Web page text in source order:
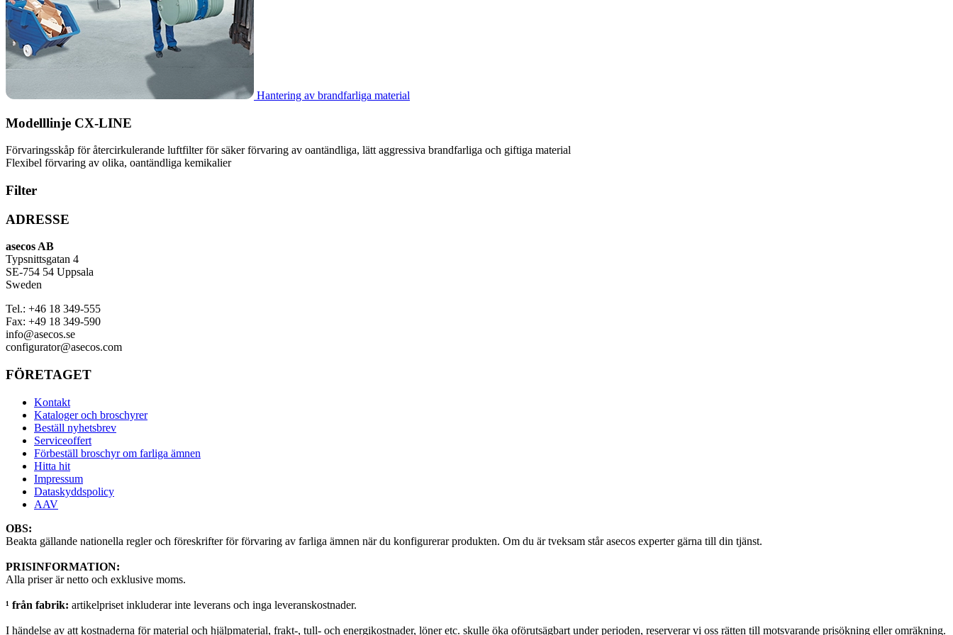
Hantering av brandfarliga material
Modelllinje CX-LINE
Förvaringsskåp för återcirkulerande luftfilter för säker förvaring av oantändliga, lätt aggressiva brandfarliga och giftiga material
Flexibel förvaring av olika, oantändliga kemikalier
Filter
ADRESSE
asecos AB
Typsnittsgatan 4
SE-754 54 Uppsala
Sweden
Tel.: +46 18 349-555
Fax: +49 18 349-590
info@asecos.se
configurator@asecos.com
FÖRETAGET
Kontakt
Kataloger och broschyrer
Beställ nyhetsbrev
Serviceoffert
Förbeställ broschyr om farliga ämnen
Hitta hit
Impressum
Dataskyddspolicy
AAV
OBS:
Beakta gällande nationella regler och föreskrifter för förvaring av farliga ämnen när du konfigurerar produkten. Om du är tveksam står asecos experter gärna till din tjänst.
PRISINFORMATION:
Alla priser är netto och exklusive moms.
¹ från fabrik: artikelpriset inkluderar inte leverans och inga leveranskostnader.
I händelse av att kostnaderna för material och hjälpmaterial, frakt-, tull- och energikostnader, löner etc. skulle öka oförutsägbart under perioden, reserverar vi oss rätten till motsvarande prisökning eller omräkning.